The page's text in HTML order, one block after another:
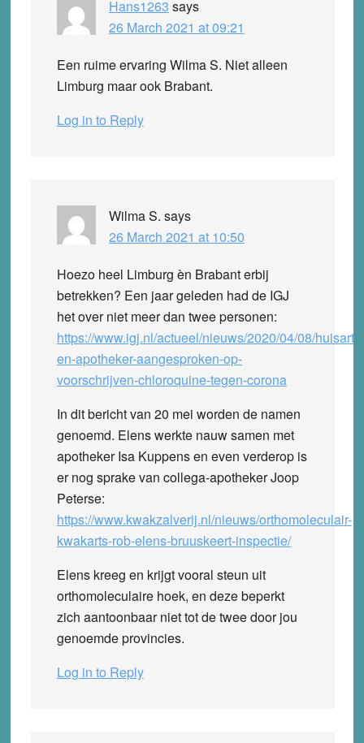
Hans1263 says
26 March 2021 at 09:21
Een ruime ervaring Wilma S. Niet alleen
Limburg maar ook Brabant.
Log in to Reply
Wilma S. says
26 March 2021 at 10:50
Hoezo heel Limburg èn Brabant erbij
betrekken? Een jaar geleden had de IGJ
het over niet meer dan twee personen:
https://www.igj.nl/actueel/nieuws/2020/04/08/huisarts-
en-apotheker-aangesproken-op-
voorschrijven-chloroquine-tegen-corona
In dit bericht van 20 mei worden de namen
genoemd. Elens werkte nauw samen met
apotheker Isa Kuppens en even verderop is
er nog sprake van collega-apotheker Joop
Peterse:
https://www.kwakzalverij.nl/nieuws/orthomoleculair-
kwakarts-rob-elens-bruuskeert-inspectie/
Elens kreeg en krijgt vooral steun uit
orthomoleculaire hoek, en deze beperkt
zich aantoonbaar niet tot de twee door jou
genoemde provincies.
Log in to Reply